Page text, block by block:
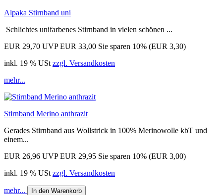
Alpaka Stirnband uni
Schlichtes unifarbenes Stirnband in vielen schönen ...
EUR 29,70 UVP EUR 33,00 Sie sparen 10% (EUR 3,30)
inkl. 19 % USt zzgl. Versandkosten
mehr...
Stirnband Merino anthrazit
Gerades Stirnband aus Wollstrick in 100% Merinowolle kbT und
einem...
EUR 26,96 UVP EUR 29,95 Sie sparen 10% (EUR 3,00)
inkl. 19 % USt zzgl. Versandkosten
mehr... In den Warenkorb